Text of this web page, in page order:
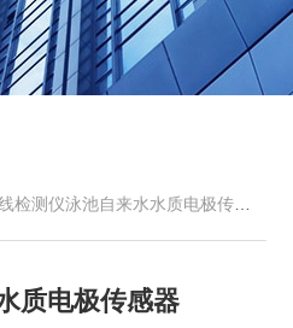
测仪泳池自来水水质电极传感器
质电极传感器